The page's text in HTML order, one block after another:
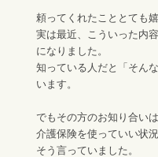
頼ってくれたこととても
実は最近、こういった内
になりました。
知っている人だと「そん
います。
でもその方のお知り合い
介護保険を使っていい状
そう言っていました。